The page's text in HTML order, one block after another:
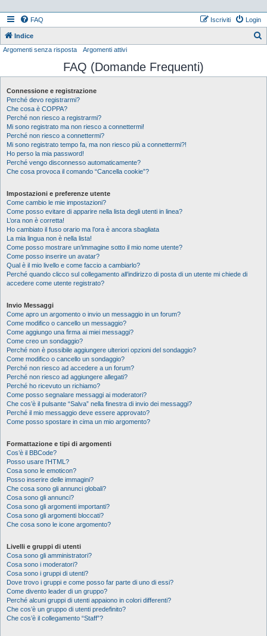
FAQ Login
Iscriviti
Indice
c
Argomenti senza risposta Argomenti attivi
FAQ (Domande Frequenti)
Connessione e registrazione
Perché devo registrarmi?
Che cosa è COPPA?
Perché non riesco a registrarmi?
Mi sono registrato ma non riesco a connettermi!
Perché non riesco a connettermi?
Mi sono registrato tempo fa, ma non riesco più a connettermi?!
Ho perso la mia password!
Perché vengo disconnesso automaticamente?
Che cosa provoca il comando “Cancella cookie”?
Impostazioni e preferenze utente
Come cambio le mie impostazioni?
Come posso evitare di apparire nella lista degli utenti in linea?
L’ora non è corretta!
Ho cambiato il fuso orario ma l’ora è ancora sbagliata
La mia lingua non è nella lista!
Come posso mostrare un’immagine sotto il mio nome utente?
Come posso inserire un avatar?
Qual è il mio livello e come faccio a cambiarlo?
Perché quando clicco sul collegamento all’indirizzo di posta di un utente mi chiede di
accedere come utente registrato?
Invio Messaggi
Come apro un argomento o invio un messaggio in un forum?
Come modifico o cancello un messaggio?
Come aggiungo una firma ai miei messaggi?
Come creo un sondaggio?
Perché non è possibile aggiungere ulteriori opzioni del sondaggio?
Come modifico o cancello un sondaggio?
Perché non riesco ad accedere a un forum?
Perché non riesco ad aggiungere allegati?
Perché ho ricevuto un richiamo?
Come posso segnalare messaggi ai moderatori?
Che cos’è il pulsante “Salva” nella finestra di invio dei messaggi?
Perché il mio messaggio deve essere approvato?
Come posso spostare in cima un mio argomento?
Formattazione e tipi di argomenti
Cos’è il BBCode?
Posso usare l’HTML?
Cosa sono le emoticon?
Posso inserire delle immagini?
Che cosa sono gli annunci globali?
Cosa sono gli annunci?
Cosa sono gli argomenti importanti?
Cosa sono gli argomenti bloccati?
Che cosa sono le icone argomento?
Livelli e gruppi di utenti
Cosa sono gli amministratori?
Cosa sono i moderatori?
Cosa sono i gruppi di utenti?
Dove trovo i gruppi e come posso far parte di uno di essi?
Come divento leader di un gruppo?
Perché alcuni gruppi di utenti appaiono in colori differenti?
Che cos’è un gruppo di utenti predefinito?
Che cos’è il collegamento “Staff”?